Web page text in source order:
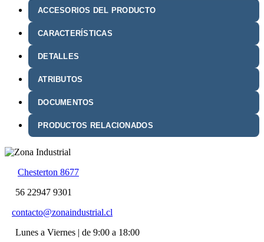
ACCESORIOS DEL PRODUCTO
CARACTERÍSTICAS
DETALLES
ATRIBUTOS
DOCUMENTOS
PRODUCTOS RELACIONADOS
Chesterton 8677
56 22947 9301
contacto@zonaindustrial.cl
Lunes a Viernes | de 9:00 a 18:00